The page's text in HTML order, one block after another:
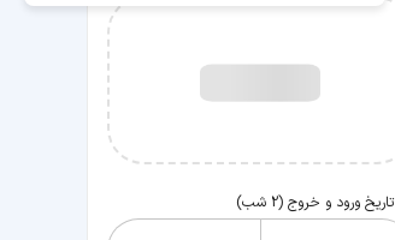
تاریخ ورود و خروج (2 شب)